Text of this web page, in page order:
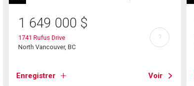
1 649 000 $
1741 Rufus Drive
North Vancouver, BC
Enregistrer Voir
?